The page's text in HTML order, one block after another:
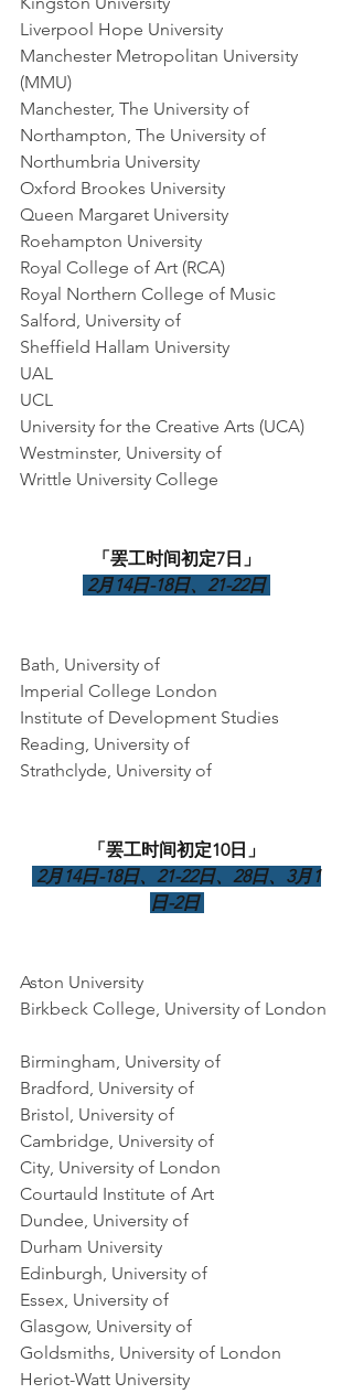
Liverpool Hope University
Manchester Metropolitan University
(MMU)
Manchester, The University of
Northampton, The University of
Northumbria University
Oxford Brookes University
Queen Margaret University
Roehampton University
Royal College of Art (RCA)
Royal Northern College of Music
Salford, University of
Sheffield Hallam University
UAL
UCL
University for the Creative Arts (UCA)
Westminster, University of
Writtle University College
「罢工时间初定7日」
2月14日-18日、21-22日
Bath, University of
Imperial College London
Institute of Development Studies
Reading, University of
Strathclyde, University of
「罢工时间初定10日」
日-2日
Aston University
Birkbeck College, University of London
Birmingham, University of
Bradford, University of
Bristol, University of
Cambridge, University of
City, University of London
Courtauld Institute of Art
Dundee, University of
Durham University
Edinburgh, University of
Essex, University of
Glasgow, University of
Goldsmiths, University of London
Heriot-Watt University